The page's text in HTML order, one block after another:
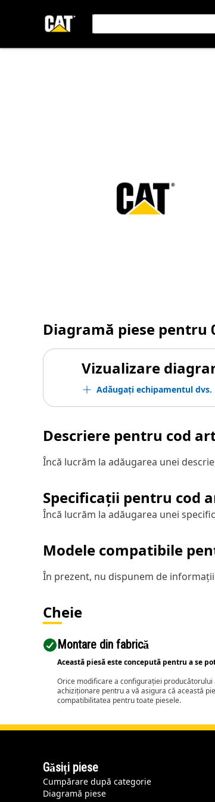
Diagramă piese pentru
Vizualizare
Adăugați echipamentul dvs.
Descriere pentru cod
Încă lucrăm la adăugarea unei
Specificații pentru cod
Încă lucrăm la adăugarea unei
Modele compatibile
În prezent, nu dispunem de
Cheie
Montare din fabrică
Această piesă este concepută pentru a se
Orice modificare a configurației
achiziționare pentru a vă asigura că această
compatibilitatea pentru toate piesele.
Găsiți piese
Cumpărare după categorie
Diagramă piese